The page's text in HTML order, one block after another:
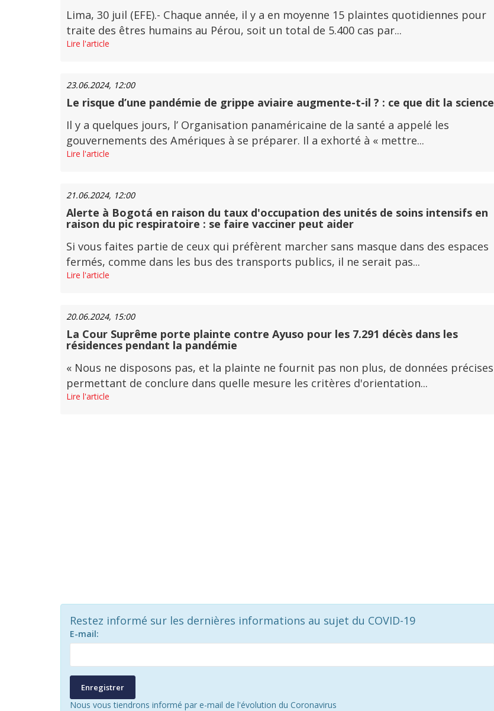
Lima, 30 juil (EFE).- Chaque année, il y a en moyenne 15 plaintes quotidiennes pour
traite des êtres humains au Pérou, soit un total de 5.400 cas par...
Lire l'article
23.06.2024, 12:00
Le risque d’une pandémie de grippe aviaire augmente-t-il ? : ce que dit la science
Il y a quelques jours, l’ Organisation panaméricaine de la santé a appelé les
gouvernements des Amériques à se préparer. Il a exhorté à « mettre...
Lire l'article
21.06.2024, 12:00
Alerte à Bogotá en raison du taux d'occupation des unités de soins intensifs en
raison du pic respiratoire : se faire vacciner peut aider
Si vous faites partie de ceux qui préfèrent marcher sans masque dans des espaces
fermés, comme dans les bus des transports publics, il ne serait pas...
Lire l'article
20.06.2024, 15:00
La Cour Suprême porte plainte contre Ayuso pour les 7.291 décès dans les
résidences pendant la pandémie
« Nous ne disposons pas, et la plainte ne fournit pas non plus, de données précises
permettant de conclure dans quelle mesure les critères d'orientation...
Lire l'article
Restez informé sur les dernières informations au sujet du COVID-19
E-mail:
Enregistrer
Nous vous tiendrons informé par e-mail de l'évolution du Coronavirus